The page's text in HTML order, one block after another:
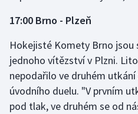
17:00 Brno - Plzeň
Hokejisté Komety Brno jsou
jednoho vítězství v Plzni.
nepodařilo ve druhém
úvodního duelu. "V prvním
pod tlak, ve druhém se od